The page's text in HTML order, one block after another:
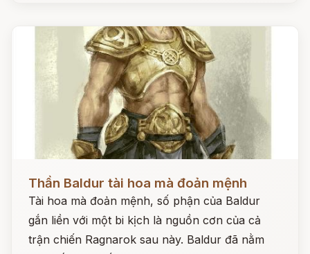
Đọc ngay
Thần Baldur tài hoa mà đoản mệnh
Tài hoa mà đoản mệnh, số phận của Baldur
gắn liền với một bi kịch là nguồn cơn của cả
trận chiến Ragnarok sau này. Baldur đã nằm